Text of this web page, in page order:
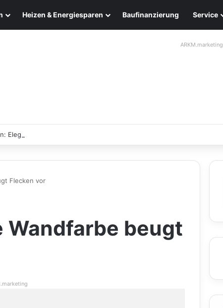
Heizen & Energiesparen Baufinanzierung Service
ARKM.marketing
Eleganz und Nachhaltigkeit für Ihr Zuhause
Flecken vor
Wandfarbe beugt